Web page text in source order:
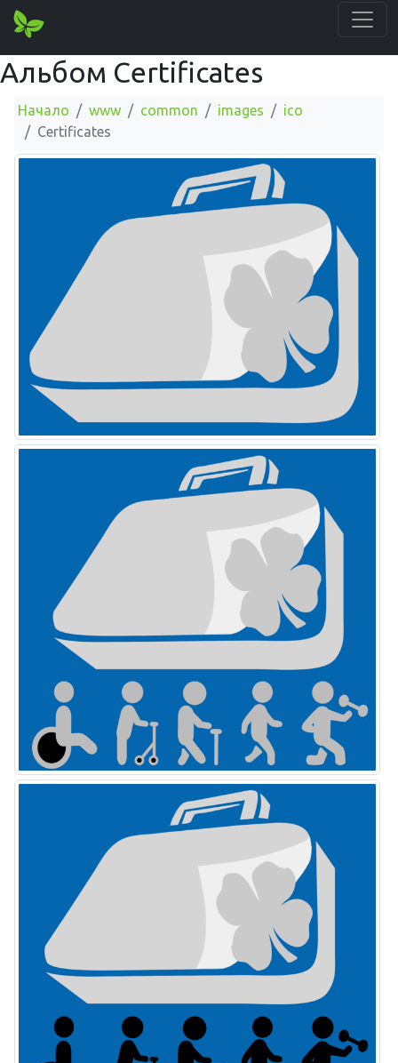
Альбом Certificates
Начало www common images
ico
Certificates